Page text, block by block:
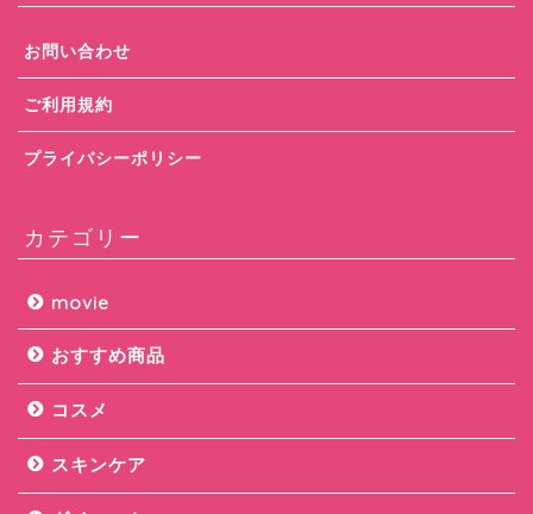
お問い合わせ
ご利用規約
プライバシーポリシー
カテゴリー
movie
おすすめ商品
コスメ
スキンケア